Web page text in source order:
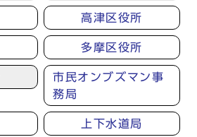
高津区役所
多摩区役所
市民オンブズマン事
務局
上下水道局